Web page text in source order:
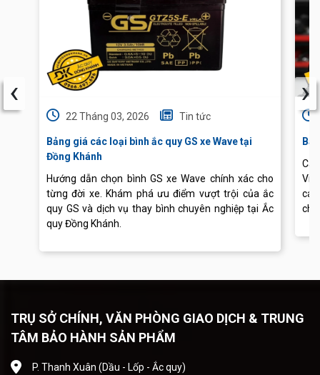
22 Tháng 03, 2026 Tin tức
Bảng giá các loại bình ắc quy GS xe Wave tại
Đồng Khánh
Hướng dẫn chọn bình GS xe Wave chính xác cho
từng đời xe. Khám phá ưu điểm vượt trội của ắc
quy GS và dịch vụ thay bình chuyên nghiệp tại Ắc
quy Đồng Khánh.
‹ ›
TRỤ SỞ CHÍNH, VĂN PHÒNG GIAO DỊCH & TRUNG
TÂM BẢO HÀNH SẢN PHẨM
P. Thanh Xuân (Dầu - Lốp - Ắc quy)